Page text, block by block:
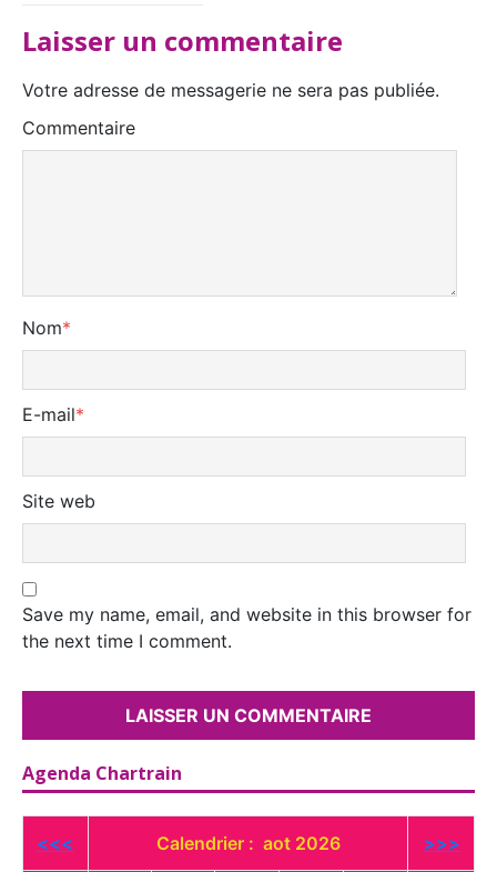
Laisser un commentaire
Votre adresse de messagerie ne sera pas publiée.
Commentaire
Nom*
E-mail*
Site web
Save my name, email, and website in this browser for
the next time I comment.
Agenda Chartrain
<<< Calendrier : aot 2026 >>>